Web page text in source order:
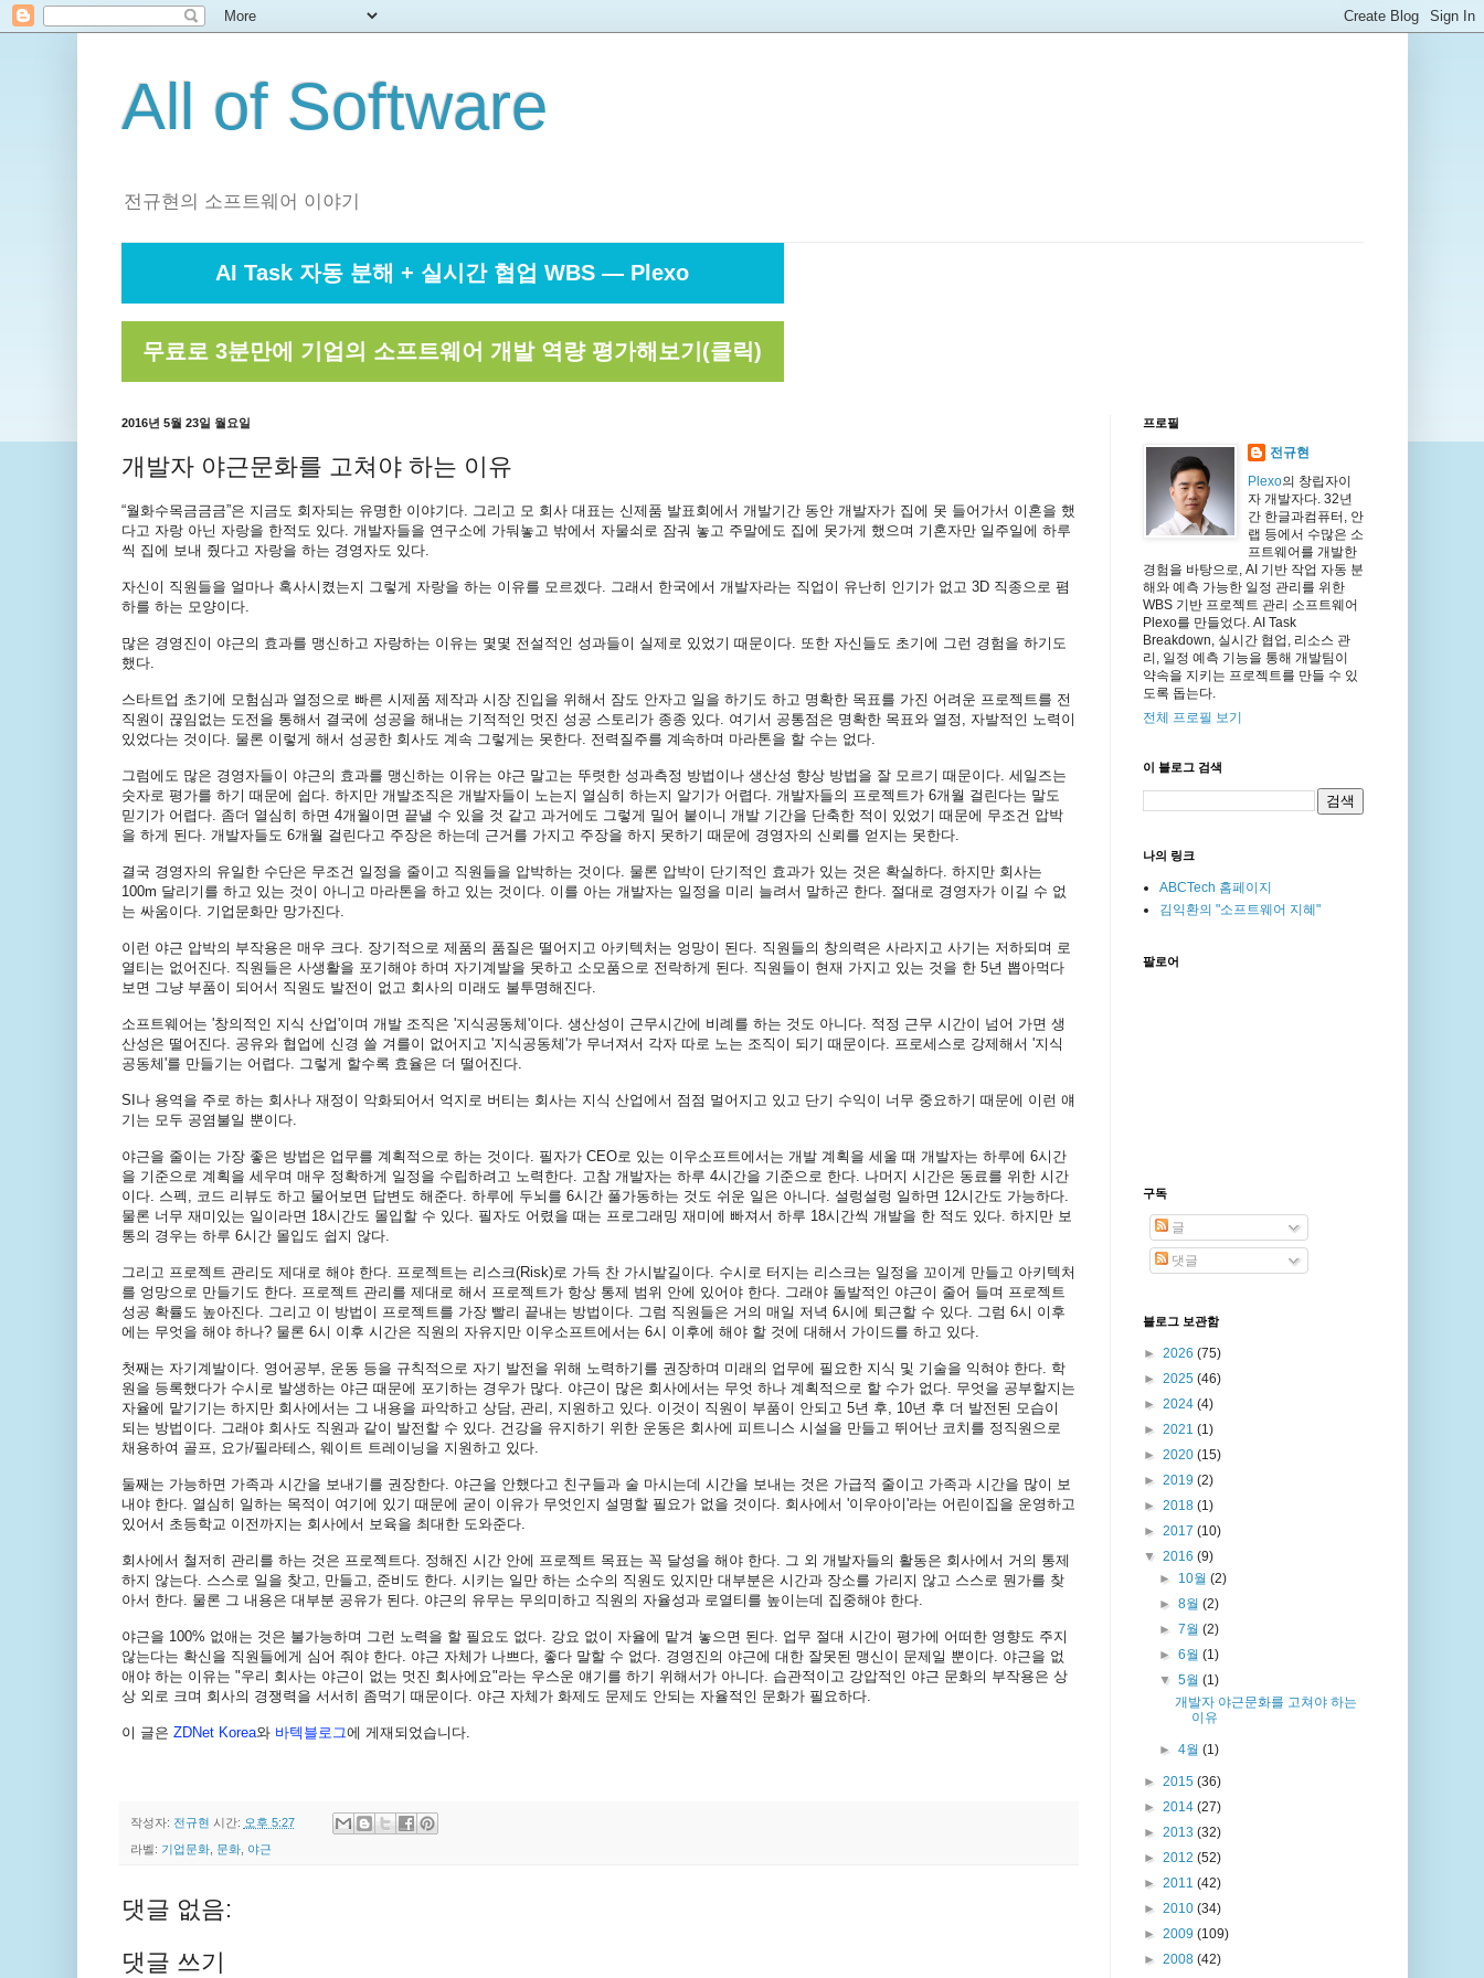
All of Software
전규현의 소프트웨어 이야기
AI Task 자동 분해 + 실시간 협업 WBS — Plexo
무료로 3분만에 기업의 소프트웨어 개발 역량 평가해보기(클릭)
2016년 5월 23일 월요일
개발자 야근문화를 고쳐야 하는 이유
“월화수목금금금”은 지금도 회자되는 유명한 이야기다. 그리고 모 회사 대표는 신제품 발표회에서 개발기간 동안 개발자가 집에 못 들어가서 이혼을 했
다고 자랑 아닌 자랑을 한적도 있다. 개발자들을 연구소에 가둬놓고 밖에서 자물쇠로 잠궈 놓고 주말에도 집에 못가게 했으며 기혼자만 일주일에 하루
씩 집에 보내 줬다고 자랑을 하는 경영자도 있다.
자신이 직원들을 얼마나 혹사시켰는지 그렇게 자랑을 하는 이유를 모르겠다. 그래서 한국에서 개발자라는 직업이 유난히 인기가 없고 3D 직종으로 폄
하를 하는 모양이다.
많은 경영진이 야근의 효과를 맹신하고 자랑하는 이유는 몇몇 전설적인 성과들이 실제로 있었기 때문이다. 또한 자신들도 초기에 그런 경험을 하기도
했다.
스타트업 초기에 모험심과 열정으로 빠른 시제품 제작과 시장 진입을 위해서 잠도 안자고 일을 하기도 하고 명확한 목표를 가진 어려운 프로젝트를 전
직원이 끊임없는 도전을 통해서 결국에 성공을 해내는 기적적인 멋진 성공 스토리가 종종 있다. 여기서 공통점은 명확한 목표와 열정 , 자발적인 노력이
있었다는 것이다. 물론 이렇게 해서 성공한 회사도 계속 그렇게는 못한다. 전력질주를 계속하며 마라톤을 할 수는 없다.
그럼에도 많은 경영자들이 야근의 효과를 맹신하는 이유는 야근 말고는 뚜렷한 성과측정 방법이나 생산성 향상 방법을 잘 모르기 때문이다. 세일즈는
숫자로 평가를 하기 때문에 쉽다. 하지만 개발조직은 개발자들이 노는지 열심히 하는지 알기가 어렵다. 개발자들의 프로젝트가6개월 걸린다는 말도
믿기가 어렵다. 좀더 열심히 하면 4개월이면 끝낼 수 있을 것 같고 과거에도 그렇게 밀어 붙이니 개발 기간을 단축한 적이 있었기 때문에 무조건 압박
을 하게 된다. 개발자들도 6개월 걸린다고 주장은 하는데 근거를 가지고 주장을 하지 못하기 때문에 경영자의 신뢰를 얻지는 못한다.
결국 경영자의 유일한 수단은 무조건 일정을 줄이고 직원들을 압박하는 것이다. 물론 압박이 단기적인 효과가 있는 것은 확실하다. 하지만 회사는
100m 달리기를 하고 있는 것이 아니고 마라톤을 하고 있는 것이다. 이를 아는 개발자는 일정을 미리 늘려서 말하곤 한다. 절대로 경영자가 이길 수 없
는 싸움이다. 기업문화만 망가진다.
이런 야근 압박의 부작용은 매우 크다. 장기적으로 제품의 품질은 떨어지고 아키텍처는 엉망이 된다. 직원들의 창의력은 사라지고 사기는 저하되며 로
열티는 없어진다. 직원들은 사생활을 포기해야 하며 자기계발을 못하고 소모품으로 전락하게 된다. 직원들이 현재 가지고 있는 것을 한5년 뽑아먹다
보면 그냥 부품이 되어서 직원도 발전이 없고 회사의 미래도 불투명해진다.
소프트웨어는 '창의적인 지식 산업'이며 개발 조직은 '지식공동체'이다. 생산성이 근무시간에 비례를 하는 것도 아니다. 적정 근무 시간이 넘어 가면 생
산성은 떨어진다. 공유와 협업에 신경 쓸 겨를이 없어지고 '지식공동체'가 무너져서 각자 따로 노는 조직이 되기 때문이다. 프로세스로 강제해서 '지식
공동체'를 만들기는 어렵다. 그렇게 할수록 효율은 더 떨어진다.
SI 나 용역을 주로 하는 회사나 재정이 악화되어서 억지로 버티는 회사는 지식 산업에서 점점 멀어지고 있고 단기 수익이 너무 중요하기 때문에 이런 얘
기는 모두 공염불일 뿐이다.
야근을 줄이는 가장 좋은 방법은 업무를 계획적으로 하는 것이다. 필자가CEO로 있는 이우소프트에서는 개발 계획을 세울 때 개발자는 하루에 6시간
을 기준으로 계획을 세우며 매우 정확하게 일정을 수립하려고 노력한다. 고참 개발자는 하루 4시간을 기준으로 한다. 나머지 시간은 동료를 위한 시간
이다. 스펙 , 코드 리뷰도 하고 물어보면 답변도 해준다. 하루에 두뇌를 6시간 풀가동하는 것도 쉬운 일은 아니다. 설렁설렁 일하면 12시간도 가능하다.
물론 너무 재미있는 일이라면 18시간도 몰입할 수 있다. 필자도 어렸을 때는 프로그래밍 재미에 빠져서 하루 18시간씩 개발을 한 적도 있다. 하지만 보
통의 경우는 하루 6시간 몰입도 쉽지 않다.
그리고 프로젝트 관리도 제대로 해야 한다. 프로젝트는 리스크(Risk)로 가득 찬 가시밭길이다. 수시로 터지는 리스크는 일정을 꼬이게 만들고 아키텍처
를 엉망으로 만들기도 한다. 프로젝트 관리를 제대로 해서 프로젝트가 항상 통제 범위 안에 있어야 한다. 그래야 돌발적인 야근이 줄어 들며 프로젝트
성공 확률도 높아진다. 그리고 이 방법이 프로젝트를 가장 빨리 끝내는 방법이다. 그럼 직원들은 거의 매일 저녁 6시에 퇴근할 수 있다. 그럼 6시 이후
에는 무엇을 해야 하나? 물론 6시 이후 시간은 직원의 자유지만 이우소프트에서는 6시 이후에 해야 할 것에 대해서 가이드를 하고 있다.
첫째는 자기계발이다. 영어공부, 운동 등을 규칙적으로 자기 발전을 위해 노력하기를 권장하며 미래의 업무에 필요한 지식 및 기술을 익혀야 한다. 학
원을 등록했다가 수시로 발생하는 야근 때문에 포기하는 경우가 많다. 야근이 많은 회사에서는 무엇 하나 계획적으로 할 수가 없다. 무엇을 공부할지는
자율에 맡기기는 하지만 회사에서는 그 내용을 파악하고 상담, 관리 , 지원하고 있다. 이것이 직원이 부품이 안되고 5년 후, 10년 후 더 발전된 모습이
되는 방법이다. 그래야 회사도 직원과 같이 발전할 수 있다. 건강을 유지하기 위한 운동은 회사에 피트니스 시설을 만들고 뛰어난 코치를 정직원으로
채용하여 골프, 요가/필라테스, 웨이트 트레이닝을 지원하고 있다.
둘째는 가능하면 가족과 시간을 보내기를 권장한다. 야근을 안했다고 친구들과 술 마시는데 시간을 보내는 것은 가급적 줄이고 가족과 시간을 많이 보
내야 한다. 열심히 일하는 목적이 여기에 있기 때문에 굳이 이유가 무엇인지 설명할 필요가 없을 것이다. 회사에서 '이우아이'라는 어린이집을 운영하고
있어서 초등학교 이전까지는 회사에서 보육을 최대한 도와준다.
회사에서 철저히 관리를 하는 것은 프로젝트다. 정해진 시간 안에 프로젝트 목표는 꼭 달성을 해야 한다. 그 외 개발자들의 활동은 회사에서 거의 통제
하지 않는다. 스스로 일을 찾고, 만들고, 준비도 한다. 시키는 일만 하는 소수의 직원도 있지만 대부분은 시간과 장소를 가리지 않고 스스로 뭔가를 찾
아서 한다. 물론 그 내용은 대부분 공유가 된다. 야근의 유무는 무의미하고 직원의 자율성과 로열티를 높이는데 집중해야 한다.
야근을 100% 없애는 것은 불가능하며 그런 노력을 할 필요도 없다. 강요 없이 자율에 맡겨 놓으면 된다. 업무 절대 시간이 평가에 어떠한 영향도 주지
않는다는 확신을 직원들에게 심어 줘야 한다. 야근 자체가 나쁘다, 좋다 말할 수 없다. 경영진의 야근에 대한 잘못된 맹신이 문제일 뿐이다. 야근을 없
애야 하는 이유는 "우리 회사는 야근이 없는 멋진 회사에요"라는 우스운 얘기를 하기 위해서가 아니다. 습관적이고 강압적인 야근 문화의 부작용은 상
상 외로 크며 회사의 경쟁력을 서서히 좀먹기 때문이다. 야근 자체가 화제도 문제도 안되는 자율적인 문화가 필요하다.
이 글은 ZDNet Korea와 바텍블로그에 게재되었습니다.
작성자: 전규현 시간: 오후 5:27
라벨: 기업문화, 문화, 야근
댓글 없음:
댓글 쓰기
프로필
전규현
Plexo의 창립자이
자 개발자다. 32년
간 한글과컴퓨터, 안
랩 등에서 수많은 소
프트웨어를 개발한
경험을 바탕으로, AI 기반 작업 자동 분
해와 예측 가능한 일정 관리를 위한
WBS 기반 프로젝트 관리 소프트웨어
Plexo를 만들었다. AI Task
Breakdown, 실시간 협업, 리소스 관
리, 일정 예측 기능을 통해 개발팀이
약속을 지키는 프로젝트를 만들 수 있
도록 돕는다.
전체 프로필 보기
이 블로그 검색
나의 링크
ABCTech 홈페이지
김익환의 "소프트웨어 지혜"
팔로어
구독
글
댓글
블로그 보관함
► 2026 (75)
► 2025 (46)
► 2024 (4)
► 2021 (1)
► 2020 (15)
► 2019 (2)
► 2018 (1)
► 2017 (10)
▼ 2016 (9)
► 10월 (2)
► 8월 (2)
► 7월 (2)
► 6월 (1)
▼ 5월 (1)
개발자 야근문화를 고쳐야 하는
이유
► 4월 (1)
► 2015 (36)
► 2014 (27)
► 2013 (32)
► 2012 (52)
► 2011 (42)
► 2010 (34)
► 2009 (109)
► 2008 (42)